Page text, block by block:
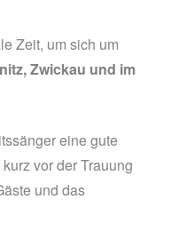
Zeit, um sich um
Zwickau und im
eine gute
vor der Trauung
und das